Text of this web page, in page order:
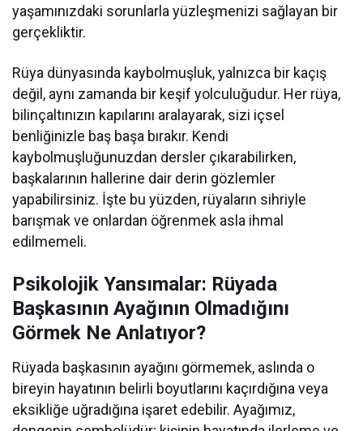
yaşamınızdaki sorunlarla yüzleşmenizi sağlayan bir
gerçekliktir.
Rüya dünyasında kaybolmuşluk, yalnızca bir kaçış
değil, aynı zamanda bir keşif yolculuğudur. Her rüya,
bilinçaltınızın kapılarını aralayarak, sizi içsel
benliğinizle baş başa bırakır. Kendi
kaybolmuşluğunuzdan dersler çıkarabilirken,
başkalarının hallerine dair derin gözlemler
yapabilirsiniz. İşte bu yüzden, rüyaların sihriyle
barışmak ve onlardan öğrenmek asla ihmal
edilmemeli.
Psikolojik Yansımalar: Rüyada
Başkasının Ayağının Olmadığını
Görmek Ne Anlatıyor?
Rüyada başkasının ayağını görmemek, aslında o
bireyin hayatının belirli boyutlarını kaçırdığına veya
eksikliğe uğradığına işaret edebilir. Ayağımız,